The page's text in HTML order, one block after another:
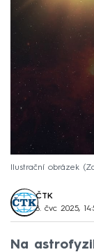
Ilustrační obrázek
ČTK
8. čvc 2025,
Na